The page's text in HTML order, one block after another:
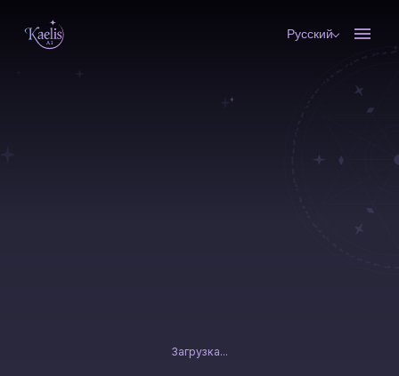
Русский
Загрузка...